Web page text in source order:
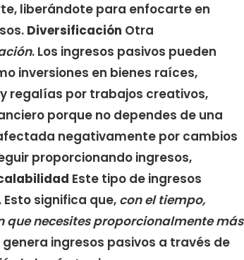
liberándote para enfocarte en
Diversificación Otra
. Los ingresos pasivos pueden
inversiones en bienes raíces,
regalías por trabajos creativos,
porque no dependes de una
negativamente por cambios
proporcionando ingresos,
Este tipo de ingresos
significa que, con el tiempo,
que necesites proporcionalmente más
ingresos pasivos a través de